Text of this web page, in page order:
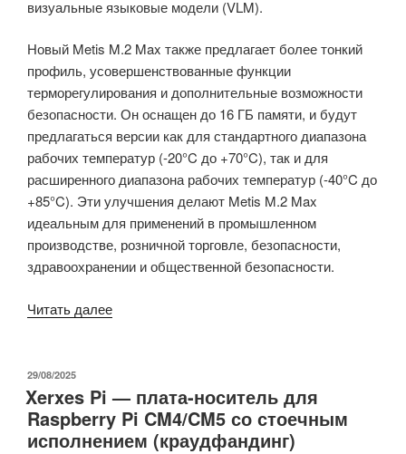
визуальные языковые модели (VLM).
Новый Metis M.2 Max также предлагает более тонкий
профиль, усовершенствованные функции
терморегулирования и дополнительные возможности
безопасности. Он оснащен до 16 ГБ памяти, и будут
предлагаться версии как для стандартного диапазона
рабочих температур (-20°C до +70°C), так и для
расширенного диапазона рабочих температур (-40°C до
+85°C). Эти улучшения делают Metis M.2 Max
идеальным для применений в промышленном
производстве, розничной торговле, безопасности,
здравоохранении и общественной безопасности.
Читать далее«Модуль
Max
Edge
AI
ОПУБЛИКОВАНО
29/08/2025
Xerxes Pi — плата-носитель для
Raspberry Pi CM4/CM5 со стоечным
исполнением (краудфандинг)